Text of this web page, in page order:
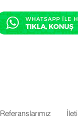
Referanslarımız